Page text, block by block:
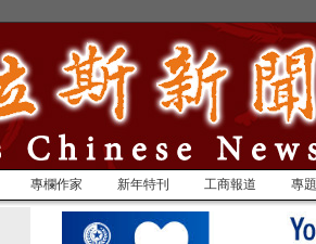
專欄作家 新年特刊 工商報道 專